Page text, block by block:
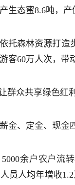
生态蜜8.6吨，产
托森林资源打造
客60万人次，带
群众共享绿色红
金、定金、现金
余户农户流
员人均年增收